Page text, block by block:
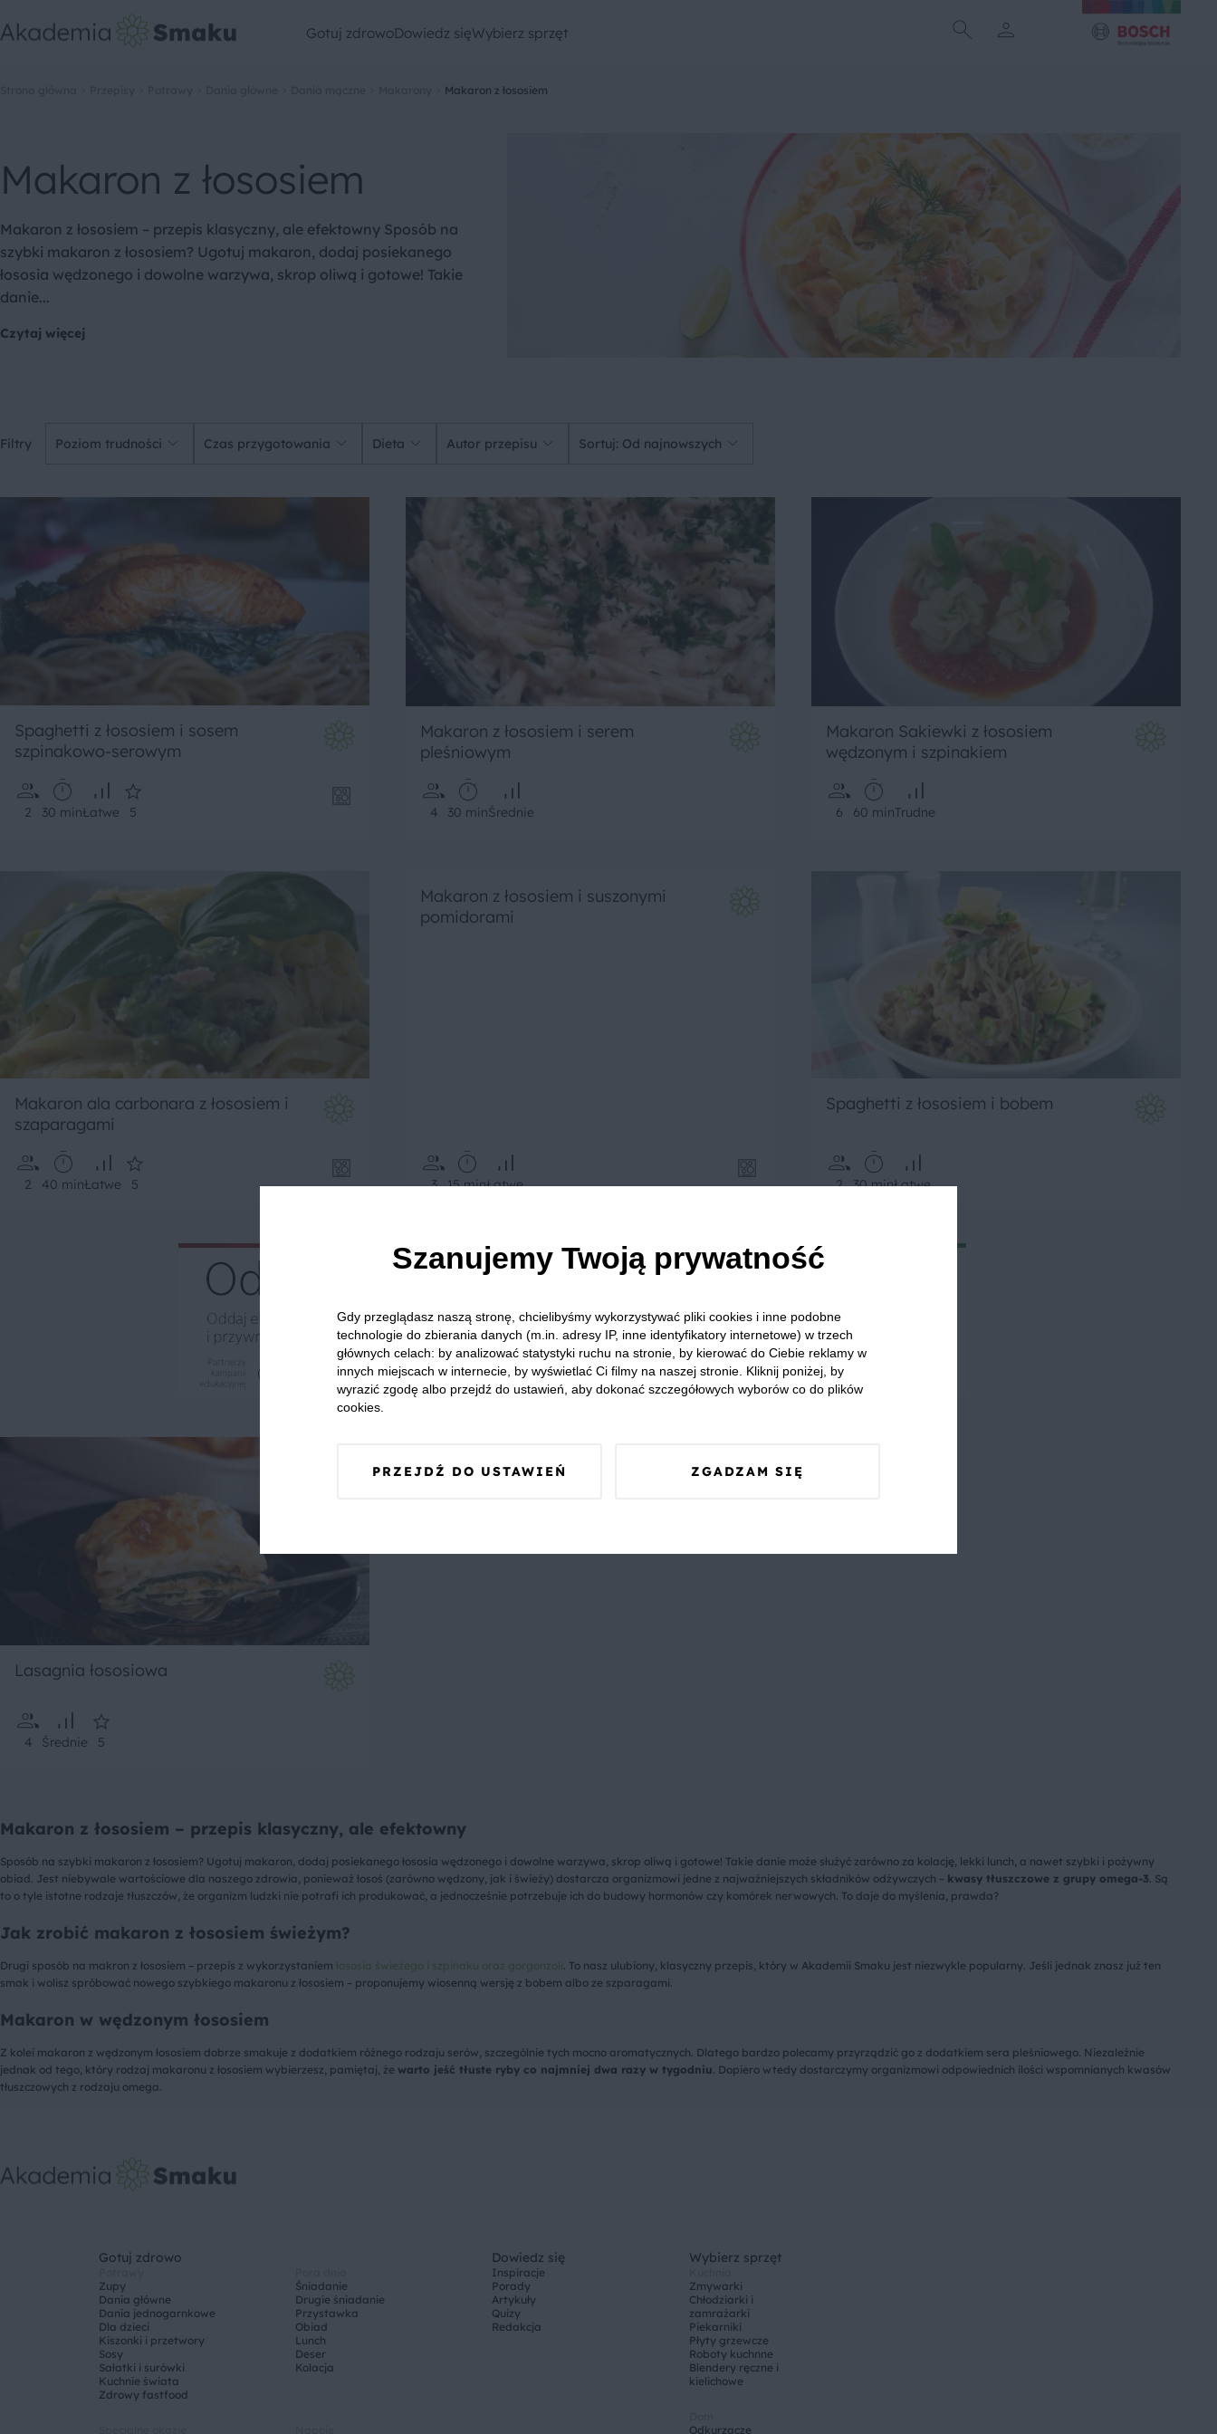
Gotuj zdrowoDowiedz sięWybierz sprzęt
Makaron z łososiem
Makaron z łososiem
Makaron z łososiem – przepis klasyczny, ale efektowny Sposób na
szybki makaron z łososiem? Ugotuj makaron, dodaj posiekanego
łososia wędzonego i dowolne warzywa, skrop oliwą i gotowe! Takie
danie...
Czytaj więcej
Filtry Poziom trudności Czas przygotowania Dieta Autor przepisu Sortuj: Od najnowszych
Spaghetti z łososiem i sosem
szpinakowo-serowym
2 30 minŁatwe 5
Makaron z łososiem i serem
pleśniowym
4 30 minŚrednie
Makaron Sakiewki z łososiem
wędzonym i szpinakiem
6 60 minTrudne
Makaron ala carbonara z łososiem i
szaparagami
2 40 minŁatwe 5
Makaron z łososiem i suszonymi
pomidorami
3 15 minŁatwe
Spaghetti z łososiem i bobem
2 30 minŁatwe
Lasagnia łososiowa
4 Średnie 5
Makaron z łososiem – przepis klasyczny, ale efektowny
Sposób na szybki makaron z łososiem? Ugotuj makaron, dodaj posiekanego łososia wędzonego i dowolne warzywa, skrop oliwą i gotowe! Takie danie może służyć zarówno za kolację, lekki lunch, a nawet szybki i pożywny
obiad. Jest niebywale wartościowe dla naszego zdrowia, ponieważ łosoś (zarówno wędzony, jak i świeży) dostarcza organizmowi jedne z najważniejszych składników odżywczych – kwasy tłuszczowe z grupy omega-3 . Są
to o tyle istotne rodzaje tłuszczów, że organizm ludzki nie potrafi ich produkować, a jednocześnie potrzebuje ich do budowy hormonów czy komórek nerwowych. To daje do myślenia, prawda?
Jak zrobić makaron z łososiem świeżym?
Drugi sposób na makron z łososiem – przepis z wykorzystaniem łososia świeżego i szpinaku oraz gorgonzoli . To nasz ulubiony, klasyczny przepis, który w Akademii Smaku jest niezwykle popularny. Jeśli jednak znasz już ten
smak i wolisz spróbować nowego szybkiego makaronu z łososiem – proponujemy wiosenną wersję z bobem albo ze szparagami.
Makaron w wędzonym łososiem
Z kolei makaron z wędzonym łososiem dobrze smakuje z dodatkiem różnego rodzaju serów, szczególnie tych mocno aromatycznych. Dlatego bardzo polecamy przyrządzić go z dodatkiem sera pleśniowego. Niezależnie
jednak od tego, który rodzaj makaronu z łososiem wybierzesz, pamiętaj, że warto jeść tłuste ryby co najmniej dwa razy w tygodniu . Dopiero wtedy dostarczymy organizmowi odpowiednich ilości wspomnianych kwasów
tłuszczowych z rodzaju omega.
Gotuj zdrowo
Zupy
Dania główne
Dania jednogarnkowe
Dla dzieci
Kiszonki i przetwory
Sosy
Sałatki i surówki
Kuchnie świata
Zdrowy fastfood
Śniadanie
Drugie śniadanie
Przystawka
Obiad
Lunch
Deser
Kolacja
Dowiedz się
Inspiracje
Porady
Artykuły
Quizy
Redakcja
Wybierz sprzęt
Zmywarki
Chłodziarki i
zamrażarki
Piekarniki
Płyty grzewcze
Roboty kuchnne
Blendery ręczne i
kielichowe
Odkurzacze
Szanujemy Twoją prywatność
Gdy przeglądasz naszą stronę, chcielibyśmy wykorzystywać pliki cookies i inne podobne
technologie do zbierania danych (m.in. adresy IP, inne identyfikatory internetowe) w trzech
głównych celach: by analizować statystyki ruchu na stronie, by kierować do Ciebie reklamy w
innych miejscach w internecie, by wyświetlać Ci filmy na naszej stronie. Kliknij poniżej, by
wyrazić zgodę albo przejdź do ustawień, aby dokonać szczegółowych wyborów co do plików
cookies.
PRZEJDŹ DO USTAWIEŃ ZGADZAM SIĘ